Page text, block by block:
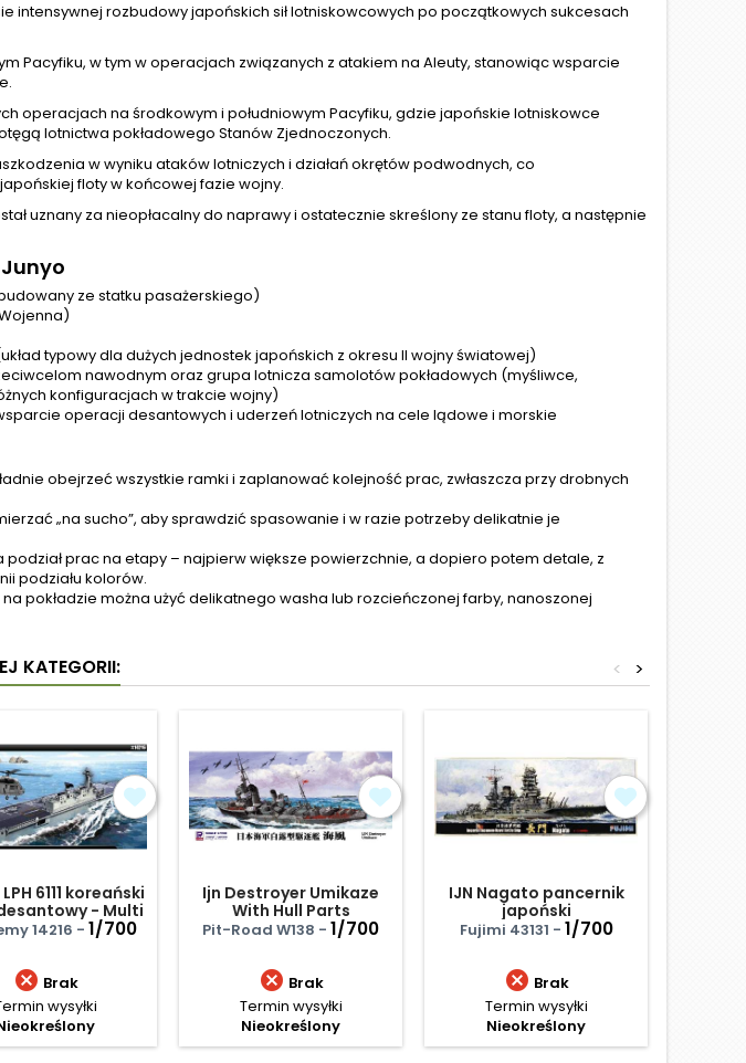
intensywnej rozbudowy japońskich sił lotniskowcowych po początkowych sukcesach
Pacyfiku, w tym w operacjach związanych z atakiem na Aleuty, stanowiąc wsparcie
operacjach na środkowym i południowym Pacyfiku, gdzie japońskie lotniskowce
lotnictwa pokładowego Stanów Zjednoczonych.
w wyniku ataków lotniczych i działań okrętów podwodnych, co
floty w końcowej fazie wojny.
uznany za nieopłacalny do naprawy i ostatecznie skreślony ze stanu floty, a następnie
ze statku pasażerskiego)
typowy dla dużych jednostek japońskich z okresu II wojny światowej)
nawodnym oraz grupa lotnicza samolotów pokładowych (myśliwce,
konfiguracjach w trakcie wojny)
operacji desantowych i uderzeń lotniczych na cele lądowe i morskie
obejrzeć wszystkie ramki i zaplanować kolejność prac, zwłaszcza przy drobnych
„na sucho”, aby sprawdzić spasowanie i w razie potrzeby delikatnie je
podział prac na etapy – najpierw większe powierzchnie, a dopiero potem detale, z
podziału kolorów.
pokładzie można użyć delikatnego washa lub rozcieńczonej farby, nanoszonej
KATEGORII: >
<
6111 koreański
- Multi
Color Parts
14216 - 1/700
 Brak
wysyłki
Ijn Destroyer Umikaze
With Hull Parts
Pit-Road W138 - 1/700
 Brak
Termin wysyłki
Nieokreślony
IJN Nagato pancernik
japoński
Fujimi 43131 - 1/700
 Brak
Termin wysyłki
Nieokreślony